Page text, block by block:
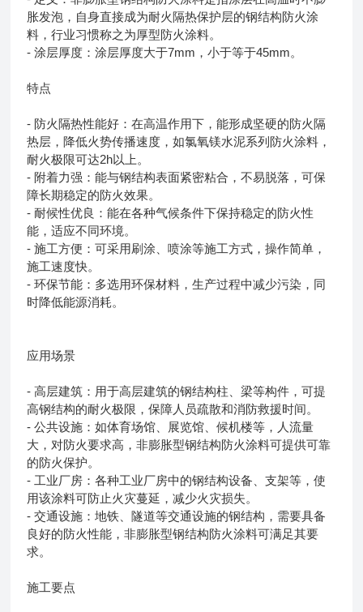
胀发泡，自身直接成为耐火隔热保护层的钢结构防火涂
料，行业习惯称之为厚型防火涂料。
- 涂层厚度：涂层厚度大于7mm，小于等于45mm。
特点
- 防火隔热性能好：在高温作用下，能形成坚硬的防火隔
热层，降低火势传播速度，如氯氧镁水泥系列防火涂料，
耐火极限可达2h以上。
- 附着力强：能与钢结构表面紧密粘合，不易脱落，可保
障长期稳定的防火效果。
- 耐候性优良：能在各种气候条件下保持稳定的防火性
能，适应不同环境。
- 施工方便：可采用刷涂、喷涂等施工方式，操作简单，
施工速度快。
- 环保节能：多选用环保材料，生产过程中减少污染，同
时降低能源消耗。
应用场景
- 高层建筑：用于高层建筑的钢结构柱、梁等构件，可提
高钢结构的耐火极限，保障人员疏散和消防救援时间。
- 公共设施：如体育场馆、展览馆、候机楼等，人流量
大，对防火要求高，非膨胀型钢结构防火涂料可提供可靠
的防火保护。
- 工业厂房：各种工业厂房中的钢结构设备、支架等，使
用该涂料可防止火灾蔓延，减少火灾损失。
- 交通设施：地铁、隧道等交通设施的钢结构，需要具备
良好的防火性能，非膨胀型钢结构防火涂料可满足其要
求。
施工要点